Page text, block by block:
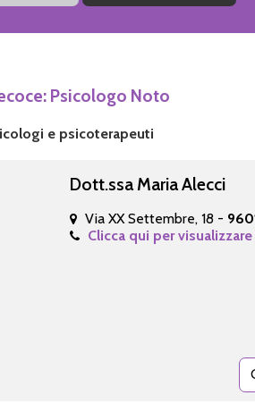
Psicologo Noto
e psicoterapeuti
Dott.ssa Maria Alecci
Via XX Settembre, 18 -
Clicca qui per